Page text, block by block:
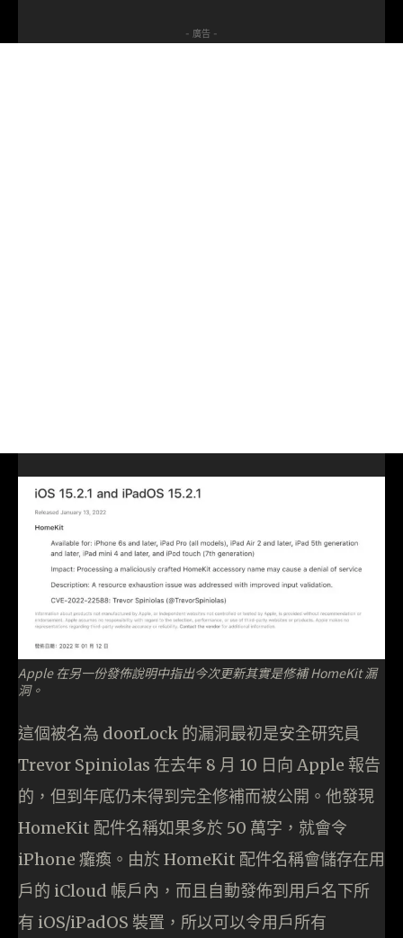
- 廣告 -
Apple 在另一份發佈說明中指出今次更新其實是修補 HomeKit 漏
洞。
這個被名為 doorLock 的漏洞最初是安全研究員
Trevor Spiniolas 在去年 8 月 10 日向 Apple 報告
的，但到年底仍未得到完全修補而被公開。他發現
HomeKit 配件名稱如果多於 50 萬字，就會令
iPhone 癱瘓。由於 HomeKit 配件名稱會儲存在用
戶的 iCloud 帳戶內，而且自動發佈到用戶名下所
有 iOS/iPadOS 裝置，所以可以令用戶所有